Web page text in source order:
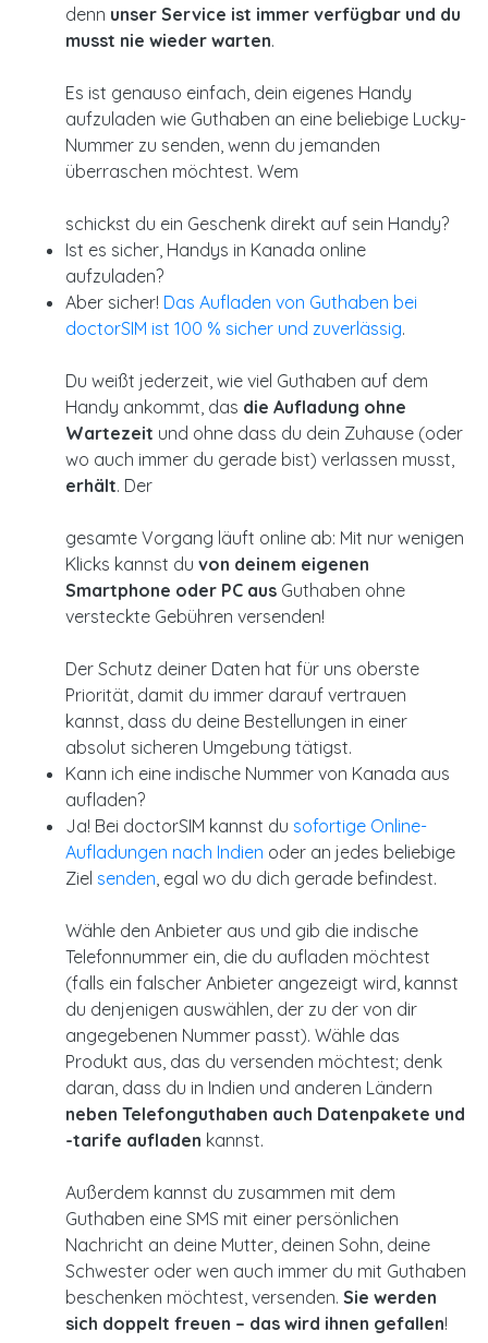
denn unser Service ist immer verfügbar und du
musst nie wieder warten.
Es ist genauso einfach, dein eigenes Handy
aufzuladen wie Guthaben an eine beliebige Lucky-
Nummer zu senden, wenn du jemanden
überraschen möchtest. Wem
schickst du ein Geschenk direkt auf sein Handy?
Ist es sicher, Handys in Kanada online
aufzuladen?
Aber sicher! Das Aufladen von Guthaben bei
doctorSIM ist 100 % sicher und zuverlässig.
Du weißt jederzeit, wie viel Guthaben auf dem
Handy ankommt, das die Aufladung ohne
Wartezeit und ohne dass du dein Zuhause (oder
wo auch immer du gerade bist) verlassen musst,
erhält. Der
gesamte Vorgang läuft online ab: Mit nur wenigen
Klicks kannst du von deinem eigenen
Smartphone oder PC aus Guthaben ohne
versteckte Gebühren versenden!
Der Schutz deiner Daten hat für uns oberste
Priorität, damit du immer darauf vertrauen
kannst, dass du deine Bestellungen in einer
absolut sicheren Umgebung tätigst.
Kann ich eine indische Nummer von Kanada aus
aufladen?
Ja! Bei doctorSIM kannst du sofortige Online-
Aufladungen nach Indien oder an jedes beliebige
Ziel senden , egal wo du dich gerade befindest.
Wähle den Anbieter aus und gib die indische
Telefonnummer ein, die du aufladen möchtest
(falls ein falscher Anbieter angezeigt wird, kannst
du denjenigen auswählen, der zu der von dir
angegebenen Nummer passt). Wähle das
Produkt aus, das du versenden möchtest; denk
daran, dass du in Indien und anderen Ländern
neben Telefonguthaben auch Datenpakete und
-tarife aufladen kannst.
Außerdem kannst du zusammen mit dem
Guthaben eine SMS mit einer persönlichen
Nachricht an deine Mutter, deinen Sohn, deine
Schwester oder wen auch immer du mit Guthaben
beschenken möchtest, versenden. Sie werden
sich doppelt freuen – das wird ihnen gefallen!